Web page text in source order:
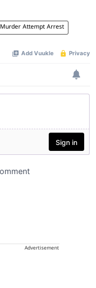
Murder Attempt Arrest
Advertisement